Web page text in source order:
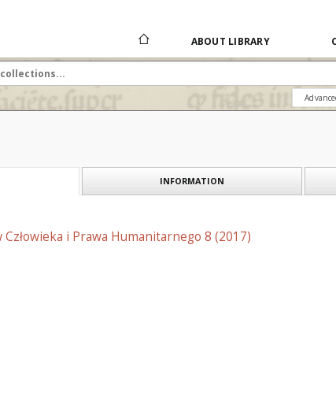
ABOUT LIBRARY
INFORMATION
i Prawa Humanitarnego 8 (2017)